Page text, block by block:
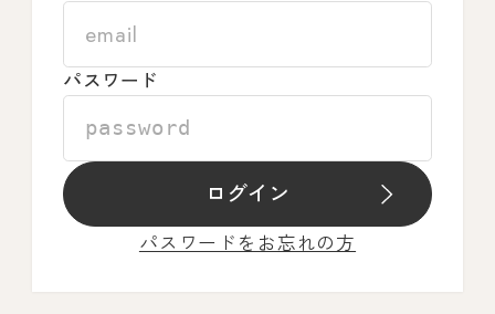
パスワード
ログイン
パスワードをお忘れの方